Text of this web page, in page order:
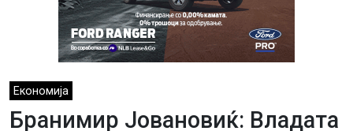
Економија
Бранимир Јовановиќ: Владата